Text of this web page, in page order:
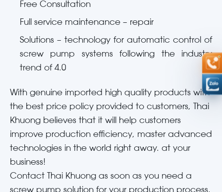
Free Consultation
Full service maintenance – repair
Solutions – technology for automatic control of
screw pump systems following the industry
trend of 4.0
With genuine imported high quality products with
the best price policy provided to customers, Thai
Khuong believes that it will help customers
improve production efficiency, master advanced
technologies in the world right away. at your
business!
Contact Thai Khuong as soon as you need a
screw pump solution for your production process.